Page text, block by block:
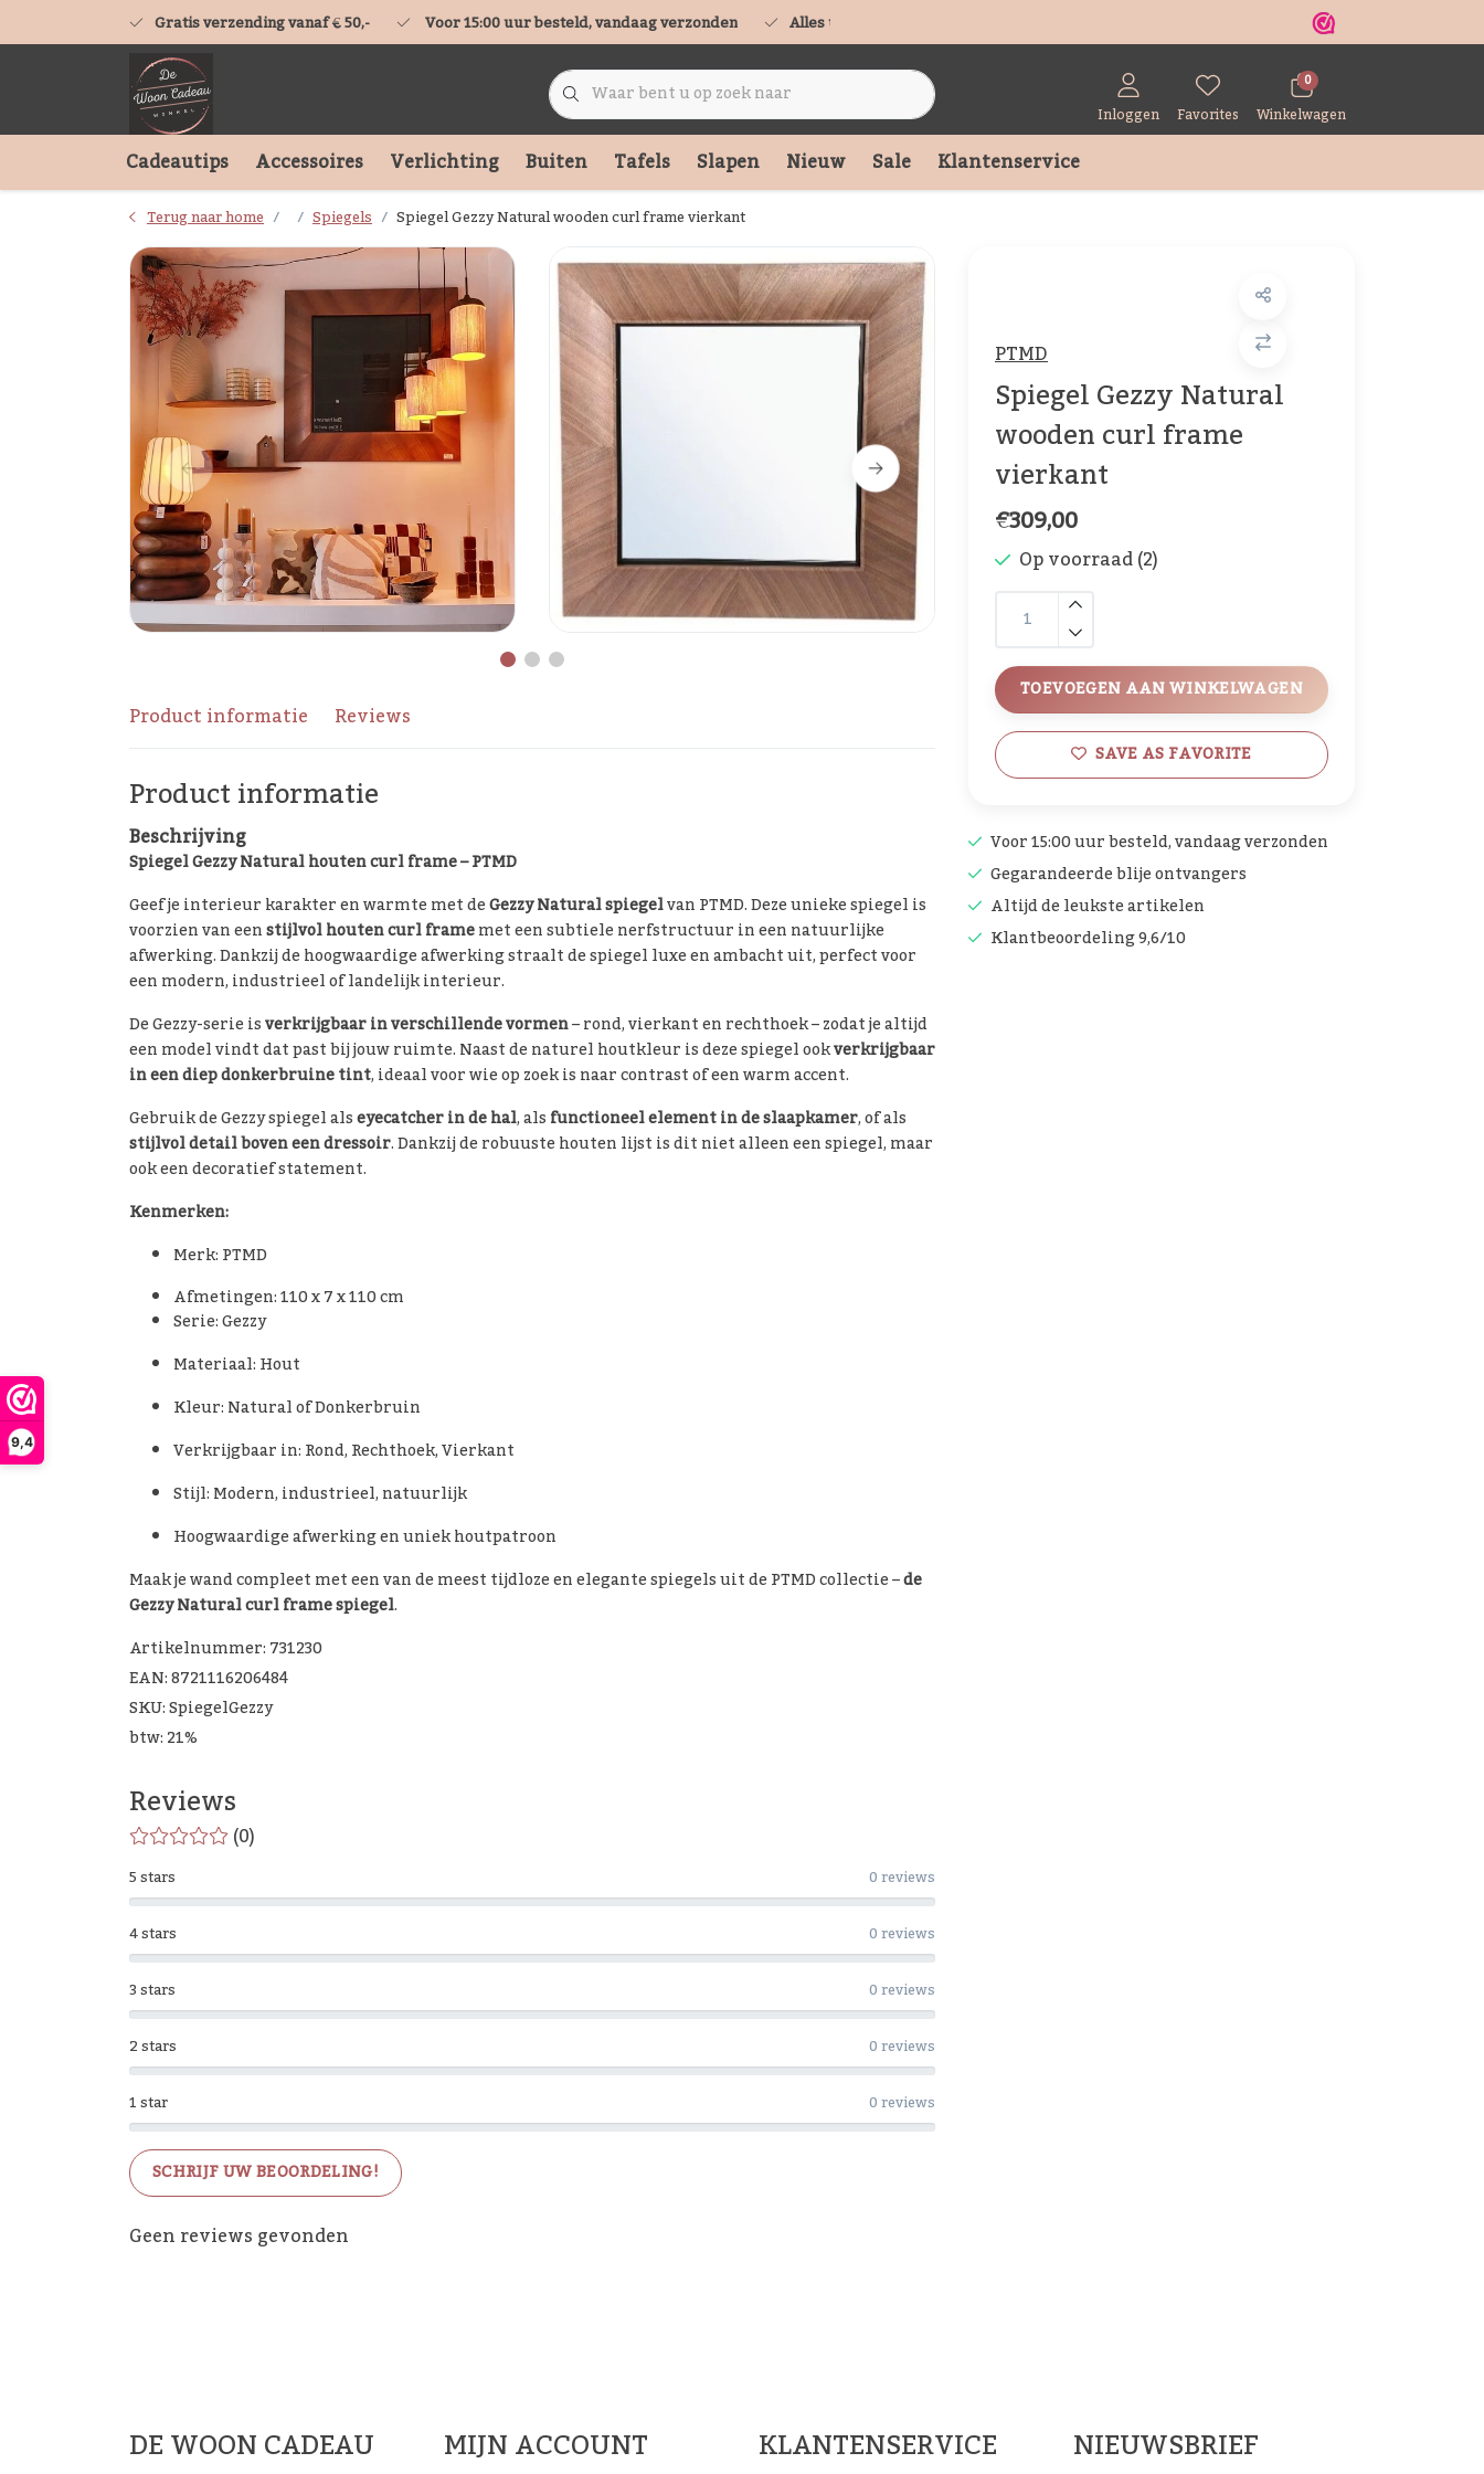
9,4
Gratis verzending vanaf € 50,- Voor 15:00 uur besteld, vandaag verzonden Alles uit voorraad leverbaar
Inloggen Favorites
0
Winkelwagen
Cadeautips Accessoires Verlichting Buiten Tafels Slapen Nieuw Sale Klantenservice
Terug naar home Spiegels Spiegel Gezzy Natural wooden curl frame vierkant
PTMD
Spiegel Gezzy Natural
wooden curl frame
vierkant
€309,00
Op voorraad (2)
TOEVOEGEN AAN WINKELWAGEN
SAVE AS FAVORITE
Voor 15:00 uur besteld, vandaag verzonden
Gegarandeerde blije ontvangers
Altijd de leukste artikelen
Klantbeoordeling 9,6/10
Product informatie Reviews
Product informatie
Beschrijving
Spiegel Gezzy Natural houten curl frame – PTMD
Geef je interieur karakter en warmte met deGezzy Natural spiegelvan PTMD. Deze unieke spiegel is
voorzien van eenstijlvol houten curl framemet een subtiele nerfstructuur in een natuurlijke
afwerking. Dankzij de hoogwaardige afwerking straalt de spiegel luxe en ambacht uit, perfect voor
een modern, industrieel of landelijk interieur.
De Gezzy-serie isverkrijgbaar in verschillende vormen– rond, vierkant en rechthoek – zodat je altijd
een model vindt dat past bij jouw ruimte. Naast de naturel houtkleur is deze spiegel ookverkrijgbaar
in een diep donkerbruine tint, ideaal voor wie op zoek is naar contrast of een warm accent.
Gebruik de Gezzy spiegel alseyecatcher in de hal, alsfunctioneel element in de slaapkamer, of als
stijlvol detail boven een dressoir. Dankzij de robuuste houten lijst is dit niet alleen een spiegel, maar
ook een decoratief statement.
Kenmerken:
Merk: PTMD
Afmetingen: 110 x 7 x 110 cm
Serie: Gezzy
Materiaal: Hout
Kleur: Natural of Donkerbruin
Verkrijgbaar in: Rond, Rechthoek, Vierkant
Stijl: Modern, industrieel, natuurlijk
Hoogwaardige afwerking en uniek houtpatroon
Maak je wand compleet met een van de meest tijdloze en elegante spiegels uit de PTMD collectie –de
Gezzy Natural curl frame spiegel.
Artikelnummer: 731230
EAN: 8721116206484
SKU: SpiegelGezzy
btw: 21%
Reviews
(0)
1 star 0 reviews
2 stars 0 reviews
3 stars 0 reviews
4 stars 0 reviews
5 stars 0 reviews
SCHRIJF UW BEOORDELING!
Geen reviews gevonden
DE WOON CADEAU MIJN ACCOUNT KLANTENSERVICE NIEUWSBRIEF